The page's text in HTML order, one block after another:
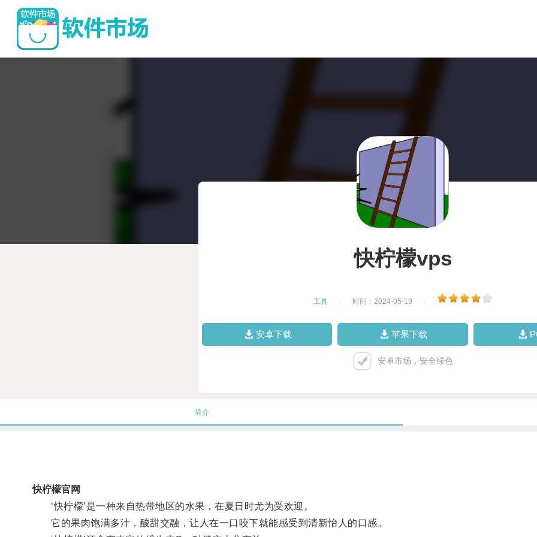
快柠檬vps
工具 时间：2024-05-19
安卓下载 苹果下载
安卓市场，安全绿色
简介
快柠檬官网
‘快柠檬’是一种来自热带地区的水果，在夏日时尤为受欢迎。
它的果肉饱满多汁，酸甜交融，让人在一口咬下就能感受到清新怡人的口感。